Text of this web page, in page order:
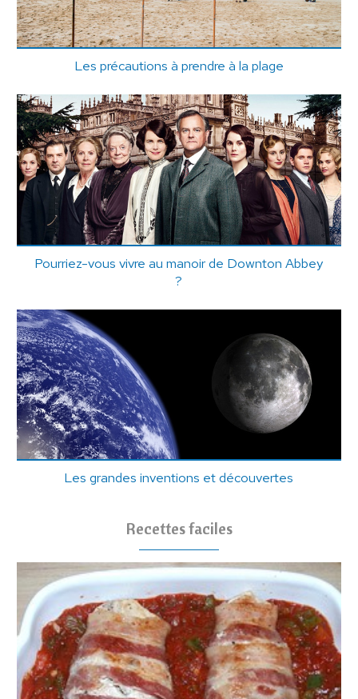
Les précautions à prendre à la plage
Pourriez-vous vivre au manoir de Downton Abbey
?
Les grandes inventions et découvertes
Recettes faciles